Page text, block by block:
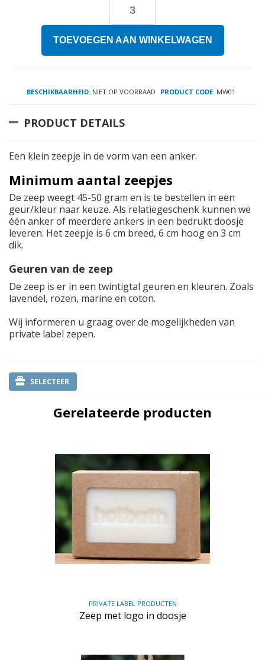
TOEVOEGEN AAN WINKELWAGEN
BESCHIKBAARHEID: NIET OP VOORRAAD PRODUCT CODE: MW01
PRODUCT DETAILS
Een klein zeepje in de vorm van een anker.
Minimum aantal zeepjes
De zeep weegt 45-50 gram en is te bestellen in een
geur/kleur naar keuze. Als relatiegeschenk kunnen we
één anker of meerdere ankers in een bedrukt doosje
leveren. Het zeepje is 6 cm breed, 6 cm hoog en 3 cm
dik.
Geuren van de zeep
De zeep is er in een twintigtal geuren en kleuren. Zoals
lavendel, rozen, marine en coton.
Wij informeren u graag over de mogelijkheden van
private label zepen.
SELECTEER
Gerelateerde producten
PRIVATE LABEL PRODUCTEN
Zeep met logo in doosje